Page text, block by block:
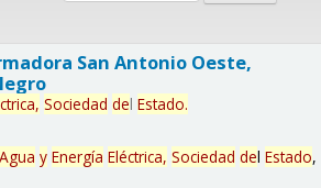
San Antonio Oeste,
Sociedad del Estado.
Agua y Energía Eléctrica, Sociedad del Estado,